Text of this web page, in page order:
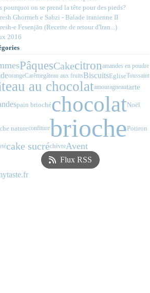
pourquoi on se prend la tête pour des pieds?
Ghormeh e Sabzi - Balade iranienne II
e Fesenjān (Recette de retour d'Iran...)
2016
PâquesCakecitronamandes en poudre
orangeCarêmegâteau aux fruitsBiscuitsEgliseToussaint
au chocolatamouragneautarte
pain briochéchocolatNoël
natureconfiturebriochePotiron
cake sucréchèvreAvent
Flux RSS